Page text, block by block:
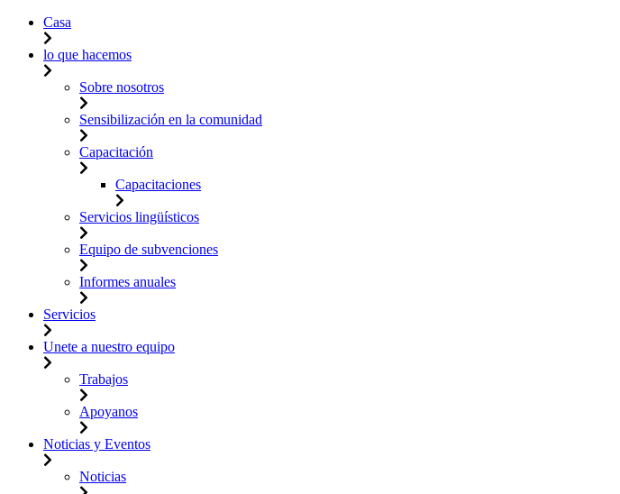
Casa
lo que hacemos
Sobre nosotros
Sensibilización en la comunidad
Capacitación
Capacitaciones
Servicios lingüísticos
Equipo de subvenciones
Informes anuales
Servicios
Unete a nuestro equipo
Trabajos
Apoyanos
Noticias y Eventos
Noticias